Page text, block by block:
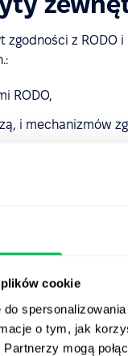
cookie
o tym, jak
mogą
z RODO
RODO,
i mechanizmów
podpisaniu NDA.
danych i
i przetwarzane
(Niemcy).
normalnych